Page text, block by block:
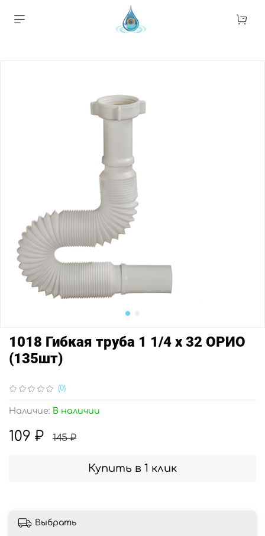
(0)
Наличие: В наличии
1018 Гибкая труба 1 1/4 х 32 ОРИО
(135шт)
109 ₽ 145 ₽
Купить в 1 клик
Выбрать